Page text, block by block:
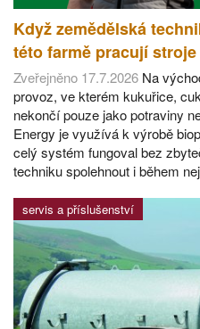
Když zemědělská
této farmě pracují
Zveřejněno 17.7.2026 Na
provoz, ve kterém kukuřice,
nekončí pouze jako potraviny
Energy je využívá k výrobě
celý systém fungoval bez
techniku spolehnout i během
servis a příslušenství